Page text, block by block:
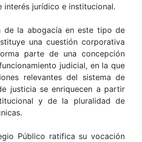
interés jurídico e institucional.
de la abogacía en este tipo de
una cuestión corporativa
parte de una concepción
judicial, en la que
relevantes del sistema de
justicia se enriquecen a partir
y de la pluralidad de
Público ratifica su vocación